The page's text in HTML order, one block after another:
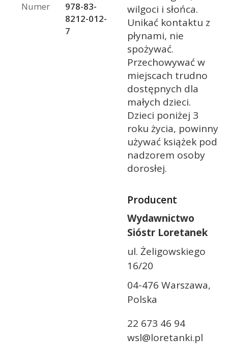
Numer
978-83-
8212-012-
7
wilgoci i słońca.
Unikać kontaktu z
płynami, nie
spożywać.
Przechowywać w
miejscach trudno
dostępnych dla
małych dzieci.
Dzieci poniżej 3
roku życia, powinny
używać książek pod
nadzorem osoby
dorosłej.
Producent
Wydawnictwo
Sióstr Loretanek
ul. Żeligowskiego
16/20
04-476 Warszawa,
Polska
22 673 46 94
wsl@loretanki.pl